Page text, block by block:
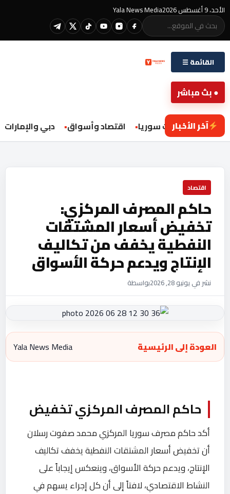
الأحد، 9 أغسطس 2026 Yala News Media
القائمة ☰
● بث مباشر
آخر الأخبار
محليات سوريا اقتصاد وأسواق دبي والإمارات
اقتصاد
حاكم المصرف المركزي:
تخفيض أسعار المشتقات
النفطية يخفف من تكاليف
الإنتاج ‏ويدعم حركة الأسواق‎
نشر في يونيو 28, 2026 بواسطة
العودة إلى الرئيسية Yala News Media
حاكم المصرف المركزي تخفيض
أكد حاكم مصرف سوريا المركزي محمد صفوت رسلان
أن تخفيض أسعار ‏المشتقات النفطية يخفف تكاليف
الإنتاج، ويدعم ‏حركة الأسواق، وينعكس ‏إيجاباً على
النشاط الاقتصادي، لافتاً إلى أن كل إجراء يسهم في